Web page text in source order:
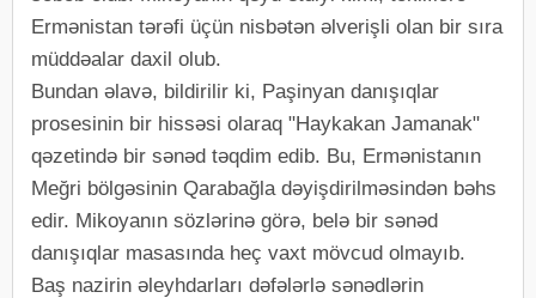
Ermənistan tərəfi üçün nisbətən əlverişli olan bir sıra
müddəalar daxil olub.
Bundan əlavə, bildirilir ki, Paşinyan danışıqlar
prosesinin bir hissəsi olaraq "Haykakan Jamanak"
qəzetində bir sənəd təqdim edib. Bu, Ermənistanın
Meğri bölgəsinin Qarabağla dəyişdirilməsindən bəhs
edir. Mikoyanın sözlərinə görə, belə bir sənəd
danışıqlar masasında heç vaxt mövcud olmayıb.
Baş nazirin əleyhdarları dəfələrlə sənədlərin